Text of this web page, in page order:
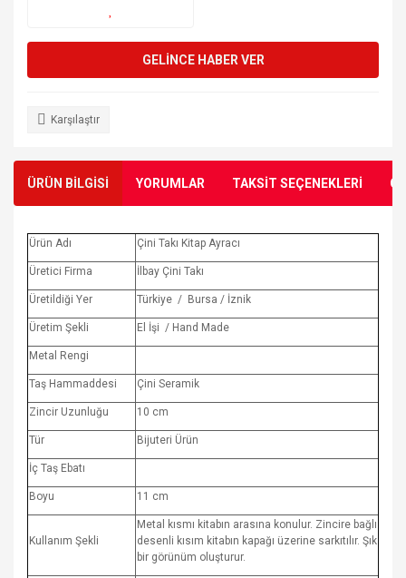
GELİNCE HABER VER
Karşılaştır
ÜRÜN BİLGİSİ YORUMLAR TAKSİT SEÇENEKLERİ
Ürün Adı Çini Takı Kitap Ayracı
Üretici Firma İlbay Çini Takı
Üretildiği Yer Türkiye / Bursa / İznik
Üretim Şekli El İşi / Hand Made
Metal Rengi
Taş Hammaddesi Çini Seramik
Zincir Uzunluğu 10 cm
Tür Bijuteri Ürün
İç Taş Ebatı
Boyu 11 cm
Kullanım Şekli
Metal kısmı kitabın arasına konulur. Zincire bağlı
desenli kısım kitabın kapağı üzerine sarkıtılır. Şık
bir görünüm oluşturur.